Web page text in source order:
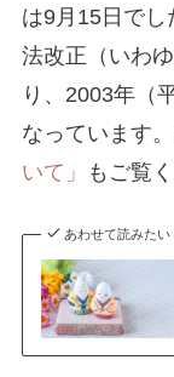
は9月15日でし
法改正（いわ
り、2003年（
なっています
いて」
もご覧
あわせて読みたい